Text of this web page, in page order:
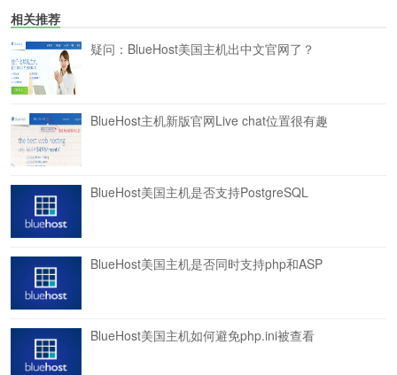
相关推荐
疑问：BlueHost美国主机出中文官网了？
BlueHost主机新版官网Live chat位置很有趣
BlueHost美国主机是否支持PostgreSQL
BlueHost美国主机是否同时支持php和ASP
BlueHost美国主机如何避免php.ini被查看